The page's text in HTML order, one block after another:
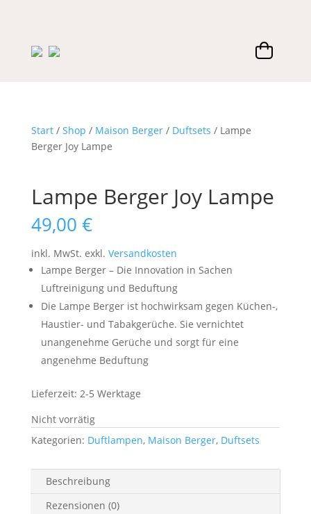
Start/ Shop / Maison Berger/ Duftsets / Lampe
Berger Joy Lampe
Lampe Berger Joy Lampe
49,00 €
inkl. MwSt. exkl. Versandkosten
Lampe Berger – Die Innovation in Sachen
Luftreinigung und Beduftung
Die Lampe Berger ist hochwirksam gegen Küchen-,
Haustier- und Tabakgerüche. Sie vernichtet
unangenehme Gerüche und sorgt für eine
angenehme Beduftung
Lieferzeit: 2-5 Werktage
Nicht vorrätig
Kategorien: Duftlampen, Maison Berger, Duftsets
Beschreibung
Rezensionen (0)